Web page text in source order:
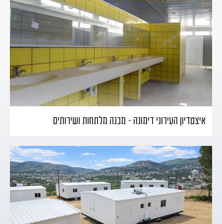
איצטדיון העירוני דימונה – מבנה מלתחות ושירותים